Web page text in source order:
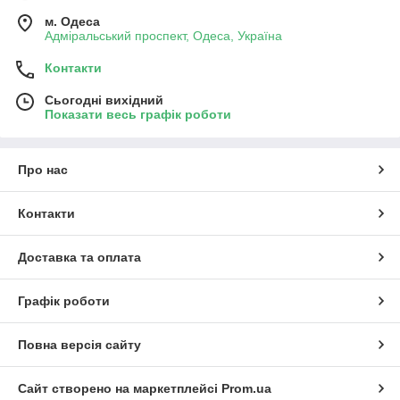
м. Одеса
Адміральський проспект, Одеса, Україна
Контакти
Сьогодні вихідний
Показати весь графік роботи
Про нас
Контакти
Доставка та оплата
Графік роботи
Повна версія сайту
Сайт створено на маркетплейсі Prom.ua